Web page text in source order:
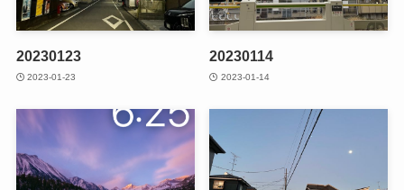
20230123
2023-01-23
20230114
2023-01-14